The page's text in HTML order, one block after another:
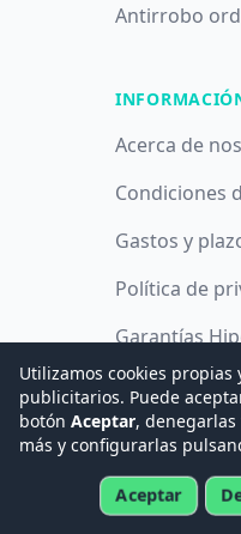
Antirrobo
Acerca de
Condiciones
Gastos y
Política de
Garantías
Política de
© 2008 -2026Hogar
Utilizamos cookies
publicitarios. Puede
botón Aceptar,
más y configurarlas
Aceptar